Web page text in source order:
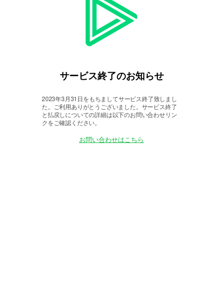
サービス終了のお知らせ
2023年3月31日をもちましてサービス終了致しまし
た。
ご利用ありがとうございました。サービス終了
と払戻しについての詳細は以下のお問い合わせリン
クをご確認ください。
お問い合わせはこちら